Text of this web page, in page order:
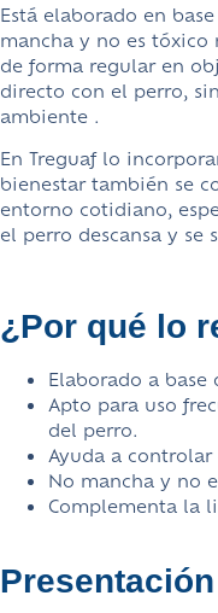
Está elaborado en base
mancha y no es
de forma regular en
directo con el perro,
ambiente .
En Treguaf lo
bienestar también se
entorno cotidiano,
el perro descansa y se
¿Por qué lo
Elaborado a base
Apto para uso
del perro.
Ayuda a
No mancha y no
Complementa la
Presentación